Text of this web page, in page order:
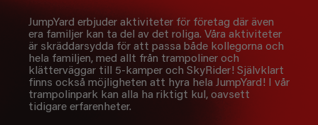
JumpYard erbjuder aktiviteter för företag där även
era familjer kan ta del av det roliga. Våra aktiviteter
är skräddarsydda för att passa både kollegorna och
hela familjen, med allt från trampoliner och
klätterväggar till 5-kamper och SkyRider! Självklart
finns också möjligheten att hyra hela JumpYard! I vår
trampolinpark kan alla ha riktigt kul, oavsett
tidigare erfarenheter.